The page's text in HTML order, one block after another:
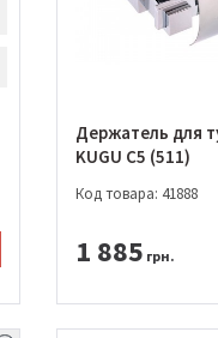
Держатель для
KUGU C5 (511)
Код товара: 41888
1 885 грн.